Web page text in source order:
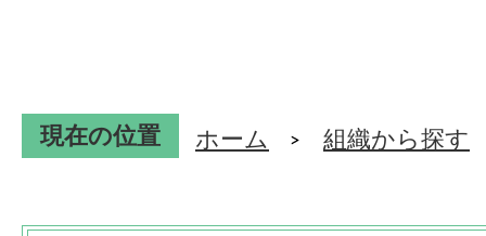
現在の位置 ホーム 組織から探す